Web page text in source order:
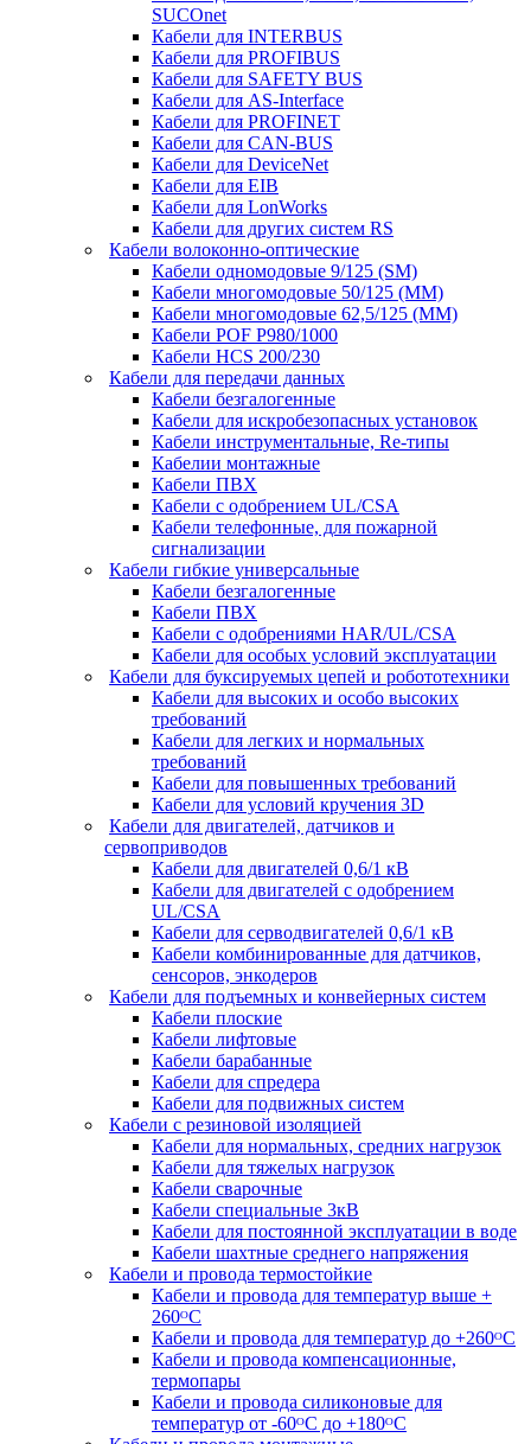
SUCOnet
Кабели для INTERBUS
Кабели для PROFIBUS
Кабели для SAFETY BUS
Кабели для AS-Interface
Кабели для PROFINET
Кабели для CAN-BUS
Кабели для DeviceNet
Кабели для EIB
Кабели для LonWorks
Кабели для других систем RS
Кабели волоконно-оптические
Кабели одномодовые 9/125 (SM)
Кабели многомодовые 50/125 (ММ)
Кабели многомодовые 62,5/125 (ММ)
Кабели POF P980/1000
Кабели HCS 200/230
Кабели для передачи данных
Кабели безгалогенные
Кабели для искробезопасных установок
Кабели инструментальные, Re-типы
Кабелии монтажные
Кабели ПВХ
Кабели с одобрением UL/CSA
Кабели телефонные, для пожарной
сигнализации
Кабели гибкие универсальные
Кабели безгалогенные
Кабели ПВХ
Кабели с одобрениями HAR/UL/CSA
Кабели для особых условий эксплуатации
Кабели для буксируемых цепей и робототехники
Кабели для высоких и особо высоких
требований
Кабели для легких и нормальных
требований
Кабели для повышенных требований
Кабели для условий кручения 3D
Кабели для двигателей, датчиков и
сервоприводов
Кабели для двигателей 0,6/1 кВ
Кабели для двигателей с одобрением
UL/CSA
Кабели для серводвигателей 0,6/1 кВ
Кабели комбинированные для датчиков,
cенсоров, энкодеров
Кабели для подъемных и конвейерных систем
Кабели плоские
Кабели лифтовые
Кабели барабанные
Кабели для спредера
Кабели для подвижных систем
Кабели с резиновой изоляцией
Кабели для нормальных, средних нагрузок
Кабели для тяжелых нагрузок
Кабели сварочные
Кабели специальные 3кВ
Кабели для постоянной эксплуатации в воде
Кабели шахтные среднего напряжения
Кабели и провода термостойкие
Кабели и провода для температур выше +
260ᴼС
Кабели и провода для температур до +260ᴼС
Кабели и провода компенсационные,
термопары
Кабели и провода силиконовые для
температур от -60ᴼC до +180ᴼС